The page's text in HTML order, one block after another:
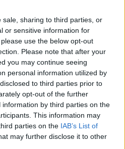
sale, sharing to third parties, or
or sensitive information for
use the below opt-out
Please note that after your
you may continue seeing
personal information utilized by
to third parties prior to
opt-out of the further
by third parties on the
This information may
parties on the IAB’s List of
may further disclose it to other
de agresiune
absolut false”